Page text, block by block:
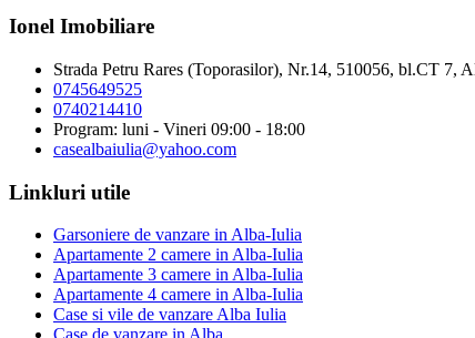
Ionel Imobiliare
Strada Petru Rares (Toporasilor), Nr.14, 510056, bl.CT 7,
0745649525
0740214410
Program: luni - Vineri 09:00 - 18:00
casealbaiulia@yahoo.com
Linkluri utile
Garsoniere de vanzare in Alba-Iulia
Apartamente 2 camere in Alba-Iulia
Apartamente 3 camere in Alba-Iulia
Apartamente 4 camere in Alba-Iulia
Case si vile de vanzare Alba Iulia